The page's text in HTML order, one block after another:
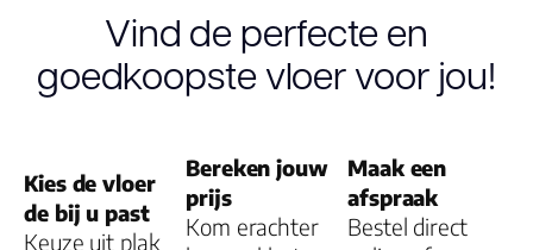
Vind de perfecte en
goedkoopste vloer voor jou!
Kies de vloer
de bij u past
Keuze uit plak
Bereken jouw
prijs
Kom erachter
Maak een
afspraak
Bestel direct